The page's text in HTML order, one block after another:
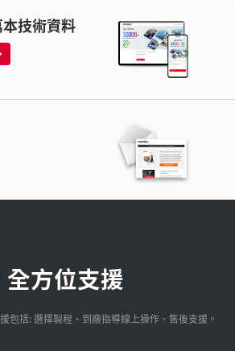
技術資料
方位支援
包括: 選擇製程、到廠指導線上操作、售後支援。